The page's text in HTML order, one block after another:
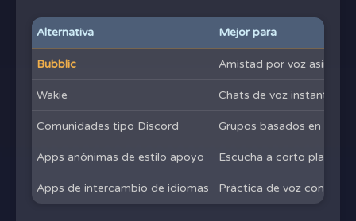
Alternativa Mejor para
Bubblic Amistad por voz
Wakie Chats de voz
Comunidades tipo Discord Grupos basados en
Apps anónimas de estilo apoyo Escucha a corto plazo
Apps de intercambio de idiomas Práctica de voz con